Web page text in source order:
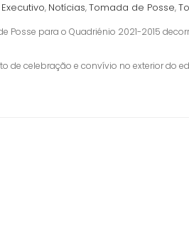
Executivo, Notícias,Tomada de Posse,
Posse para o Quadriénio 2021-2015
de celebração e convívio no exterior do